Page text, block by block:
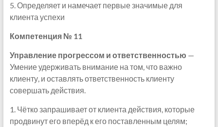
5. Определяет и намечает первые значимые для
клиента успехи
Компетенция № 11
Управление прогрессом и ответственностью —
Умение удерживать внимание на том, что важно
клиенту, и оставлять ответственность клиенту
совершать действия.
1. Чётко запрашивает от клиента действия, которые
продвинут его вперёд к его поставленным целям;